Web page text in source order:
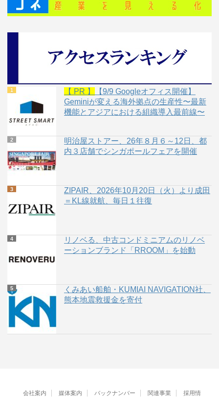
【 PR 】
【9/9 Googleオフィス開催】
Geminiが変える海外拠点の生産性〜最新
機能とアジアにおける組織導入最前線〜
明治屋ストアー、26年８月６～12日、都
内３店舗でシンガポールフェアを開催
ZIPAIR、2026年10月20日（火）より成田
＝KL線就航、毎日１往復
リノベる、中古コンドミニアムのリノベ
ーションブランド「RROOM」を始動
くみあい船舶・KUMIAI NAVIGATION社、
熊本地震救援金を寄付
会社案内 媒体案内 バックナンバー 関連事業 採用情